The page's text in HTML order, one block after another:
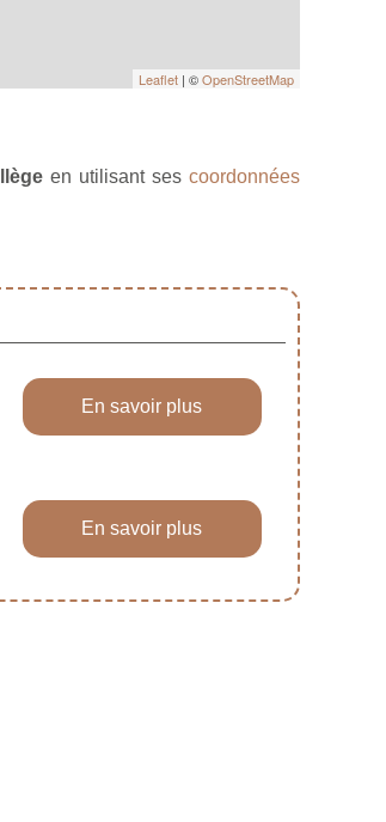
Leaflet | ©OpenStreetMap
en utilisant sescoordonnées
En savoir plus
En savoir plus